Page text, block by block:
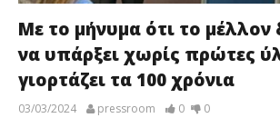
Με το μήνυμα ότι το μέλλον
να υπάρξει χωρίς πρώτες
γιορτάζει τα 100 χρόνια
03/03/2024 pressroom 0 0